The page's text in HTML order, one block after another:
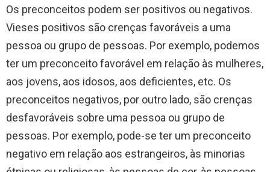
Os preconceitos podem ser positivos ou negativos.
Vieses positivos são crenças favoráveis ​​a uma
pessoa ou grupo de pessoas. Por exemplo, podemos
ter um preconceito favorável em relação às mulheres,
aos jovens, aos idosos, aos deficientes, etc. Os
preconceitos negativos, por outro lado, são crenças
desfavoráveis ​​sobre uma pessoa ou grupo de
pessoas. Por exemplo, pode-se ter um preconceito
negativo em relação aos estrangeiros, às minorias